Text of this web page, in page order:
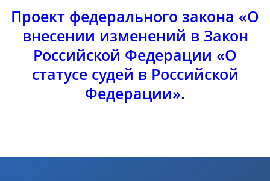
Проект федерального закона «О
внесении изменений в Закон
Российской Федерации «О
статусе судей в Российской
Федерации».